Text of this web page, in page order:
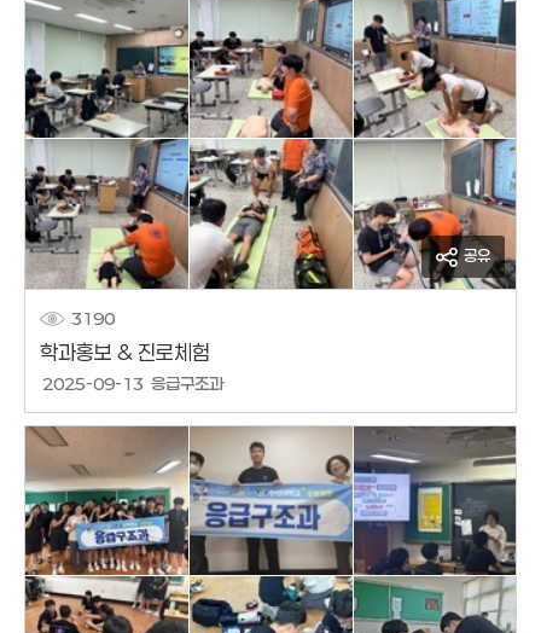
공유
3190
학과홍보 & 진로체험
작성날짜
2025-09-13
작성자
응급구조과